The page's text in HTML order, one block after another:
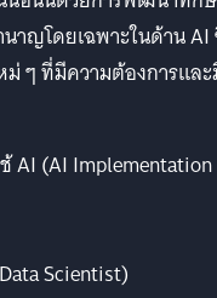
าญโดยเฉพาะในด้าน AI
ๆ ที่มีความต้องการแล
AI (AI Implementation
Scientist)